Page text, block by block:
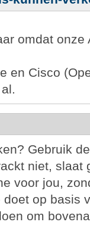
omdat
en Cisco
Gebruik
niet, slaat
voor jou,
op basis
om